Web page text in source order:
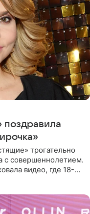
поздравила
трогательно
с совершеннолетием.
видео, где 18-